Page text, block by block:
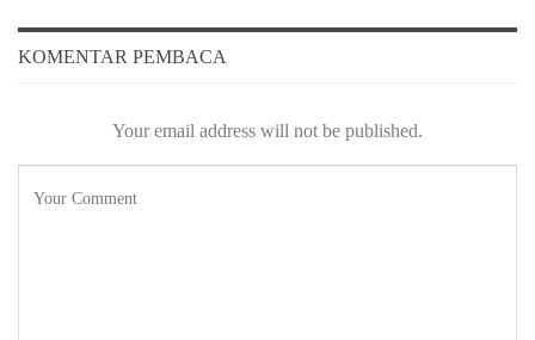
KOMENTAR PEMBACA
Your email address will not be published.